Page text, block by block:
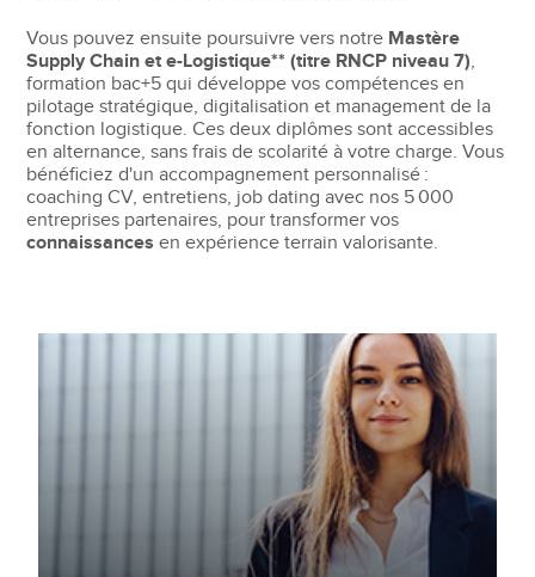
Vous pouvez ensuite poursuivre vers notre Mastère
Supply Chain et e-Logistique** (titre RNCP niveau 7),
formation bac+5 qui développe vos compétences en
pilotage stratégique, digitalisation et management de la
fonction logistique. Ces deux diplômes sont accessibles
en alternance, sans frais de scolarité à votre charge. Vous
bénéficiez d'un accompagnement personnalisé :
coaching CV, entretiens, job dating avec nos 5 000
entreprises partenaires, pour transformer vos
connaissances en expérience terrain valorisante.